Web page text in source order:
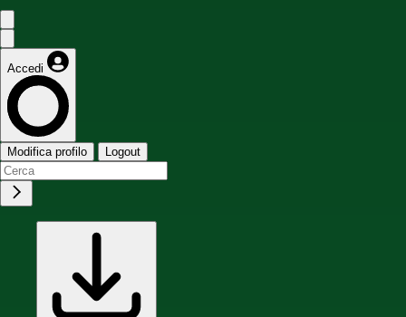
Accedi
Modifica profilo Logout